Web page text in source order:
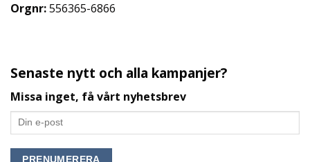
Orgnr:556365-6866
Senaste nytt och alla kampanjer?
Missa inget, få vårt nyhetsbrev